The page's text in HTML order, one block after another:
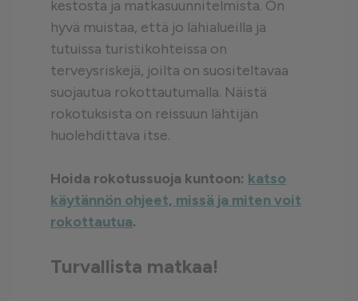
kestosta ja matkasuunnitelmista. On
hyvä muistaa, että jo lähialueilla ja
tutuissa turistikohteissa on
terveysriskejä, joilta on suositeltavaa
suojautua rokottautumalla. Näistä
rokotuksista on reissuun lähtijän
huolehdittava itse.
Hoida rokotussuoja kuntoon: katso
käytännön ohjeet, missä ja miten voit
rokottautua.
Turvallista matkaa!